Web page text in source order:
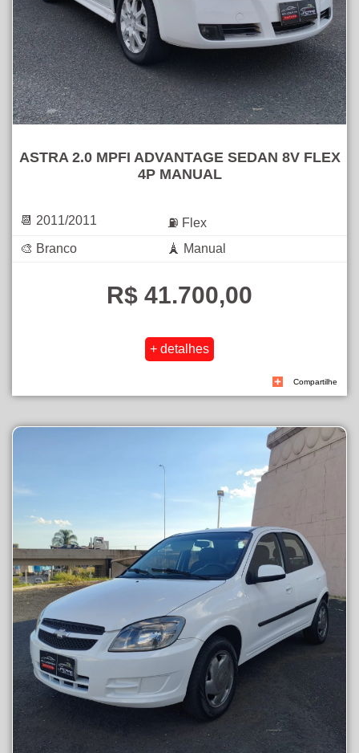
ASTRA 2.0 MPFI ADVANTAGE SEDAN 8V FLEX
4P MANUAL
📆 2011/2011
⛽ Flex
🎨 Branco
🗼 Manual
R$ 41.700,00
Compartilhe